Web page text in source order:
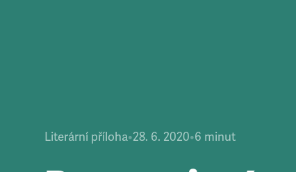
Literární příloha•28. 6. 2020•6 minut